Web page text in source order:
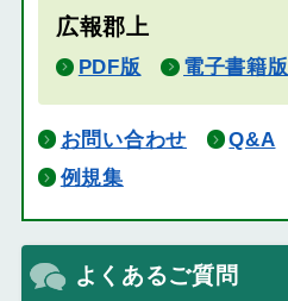
広報郡上
PDF版 電子書籍版
お問い合わせ Q&A
例規集
よくあるご質問